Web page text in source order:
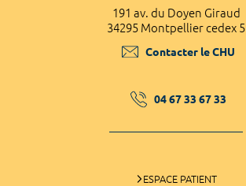
191 av. du Doyen Giraud
34295 Montpellier cedex 5
Contacter le CHU
04 67 33 67 33
ESPACE PATIENT